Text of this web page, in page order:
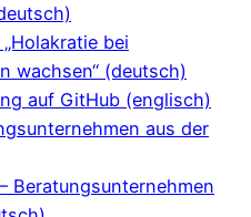
bei
wachsen“ (deutsch)
auf GitHub (englisch)
aus der
Beratungsunternehmen